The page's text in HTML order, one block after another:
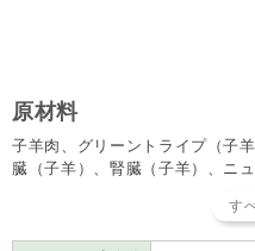
原材料
子羊肉、グリーントライプ（子
臓（子羊）、腎臓（子羊）、ニ
クスシードフレーク、ホキ（白